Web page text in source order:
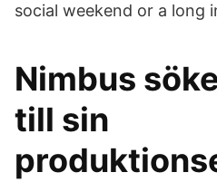
social weekend or a long
Nimbus
till sin